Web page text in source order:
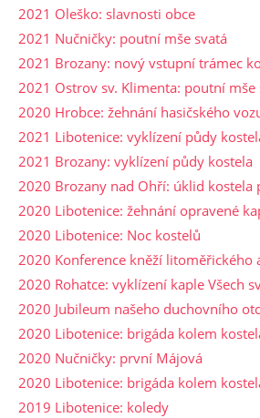
2021 Oleško: slavnosti obce
2021 Nučničky: poutní mše svatá
2021 Brozany: nový vstupní trámec
2021 Ostrov sv. Klimenta: poutní mše
2020 Hrobce: žehnání hasičského
2021 Libotenice: vyklízení půdy
2021 Brozany: vyklízení půdy kostela
2020 Brozany nad Ohří: úklid kostela
2020 Libotenice: žehnání opravené
2020 Libotenice: Noc kostelů
2020 Konference kněží litoměřického
2020 Rohatce: vyklízení kaple Všech
2020 Jubileum našeho duchovního
2020 Libotenice: brigáda kolem
2020 Nučničky: první Májová
2020 Libotenice: brigáda kolem
2019 Libotenice: koledy